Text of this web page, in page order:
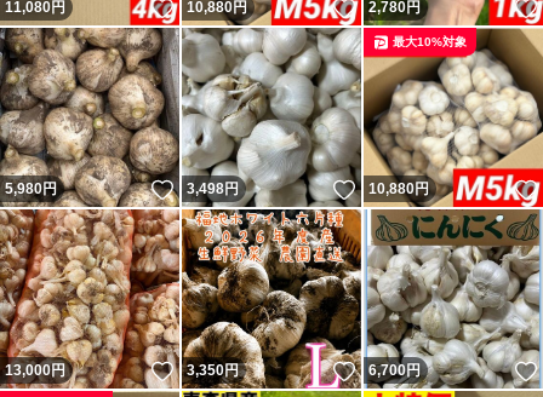
11,080円 いいね！
10,880円 いいね！
2,780円
5,980円 いいね！
3,498円 いいね！
10,880円
最大10%対象
13,000円 いいね！
3,350円 いいね！
6,700円